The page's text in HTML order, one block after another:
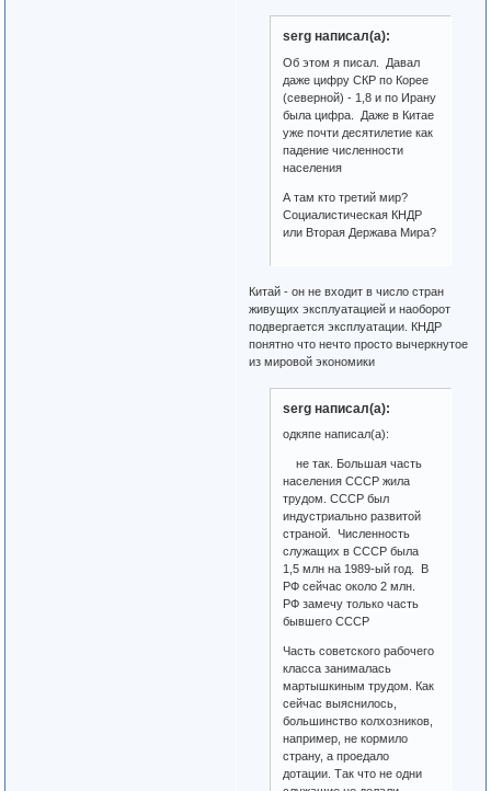
serg написал(а):
Об этом я писал. Давал
даже цифру СКР по Корее
(северной) - 1,8 и по Ирану
была цифра. Даже в Китае
уже почти десятилетие как
падение численности
населения
А там кто третий мир?
Социалистическая КНДР
или Вторая Держава Мира?
Китай - он не входит в число стран
живущих эксплуатацией и наоборот
подвергается эксплуатации. КНДР
понятно что нечто просто вычеркнутое
из мировой экономики
serg написал(а):
одкяпе написал(а):
не так. Большая часть
населения СССР жила
трудом. СССР был
индустриально развитой
страной. Численность
служащих в СССР была
1,5 млн на 1989-ый год. В
РФ сейчас около 2 млн.
РФ замечу только часть
бывшего СССР
Часть советского рабочего
класса занималась
мартышкиным трудом. Как
сейчас выяснилось,
большинство колхозников,
например, не кормило
страну, а проедало
дотации. Так что не одни